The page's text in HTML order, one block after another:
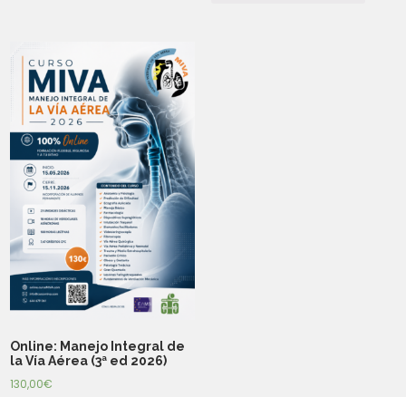
Online: Manejo Integral de
la Vía Aérea (3ª ed 2026)
130,00€